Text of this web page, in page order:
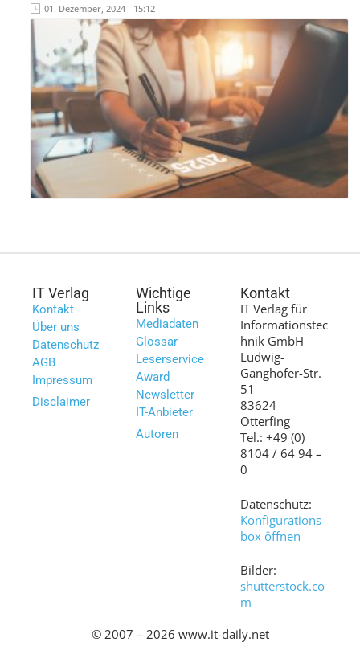
01. Dezember, 2024 - 15:12
IT Verlag
Kontakt
Über uns
Datenschutz
AGB
Impressum
Disclaimer
Wichtige
Links
Mediadaten
Glossar
Leserservice
Award
Newsletter
IT-Anbieter
Autoren
Kontakt
IT Verlag für
Informationstec
hnik GmbH
Ludwig-
Ganghofer-Str.
51
83624
Otterfing
Tel.: +49 (0)
8104 / 64 94 –
0
Datenschutz:
Konfigurations
box öffnen
Bilder:
shutterstock.co
m
© 2007 – 2026 www.it-daily.net